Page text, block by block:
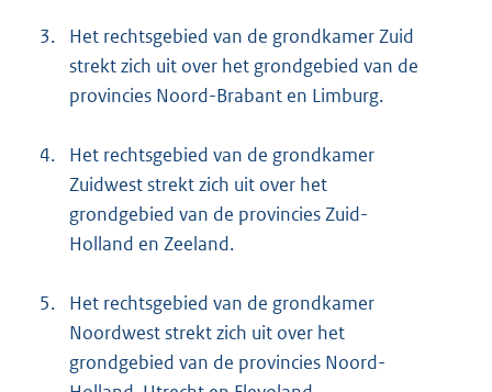
3.
Het rechtsgebied van de grondkamer Zuid
strekt zich uit over het grondgebied van de
provincies Noord-Brabant en Limburg.
4.
Het rechtsgebied van de grondkamer
Zuidwest strekt zich uit over het
grondgebied van de provincies Zuid-
Holland en Zeeland.
5.
Het rechtsgebied van de grondkamer
Noordwest strekt zich uit over het
grondgebied van de provincies Noord-